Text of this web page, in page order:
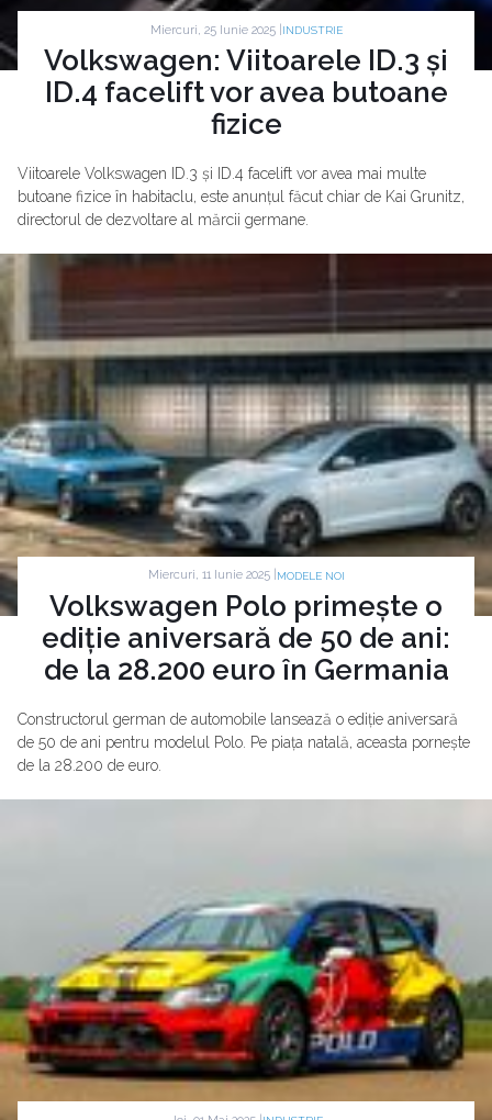
Miercuri, 25 Iunie 2025 | INDUSTRIE
Volkswagen: Viitoarele ID.3 și
ID.4 facelift vor avea butoane
fizice
Viitoarele Volkswagen ID.3 și ID.4 facelift vor avea mai multe
butoane fizice în habitaclu, este anunțul făcut chiar de Kai Grunitz,
directorul de dezvoltare al mărcii germane.
Miercuri, 11 Iunie 2025 | MODELE NOI
Volkswagen Polo primește o
ediție aniversară de 50 de ani:
de la 28.200 euro în Germania
Constructorul german de automobile lansează o ediție aniversară
de 50 de ani pentru modelul Polo. Pe piața natală, aceasta pornește
de la 28.200 de euro.